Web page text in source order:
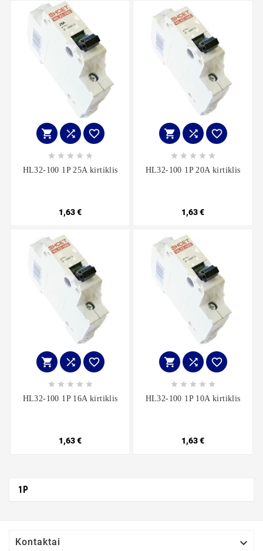
  
    
HL32-100 1P 25A kirtiklis
1,63 €
  
    
HL32-100 1P 20A kirtiklis
1,63 €
  
    
HL32-100 1P 16A kirtiklis
1,63 €
  
    
HL32-100 1P 10A kirtiklis
1,63 €
1P
Kontaktai 